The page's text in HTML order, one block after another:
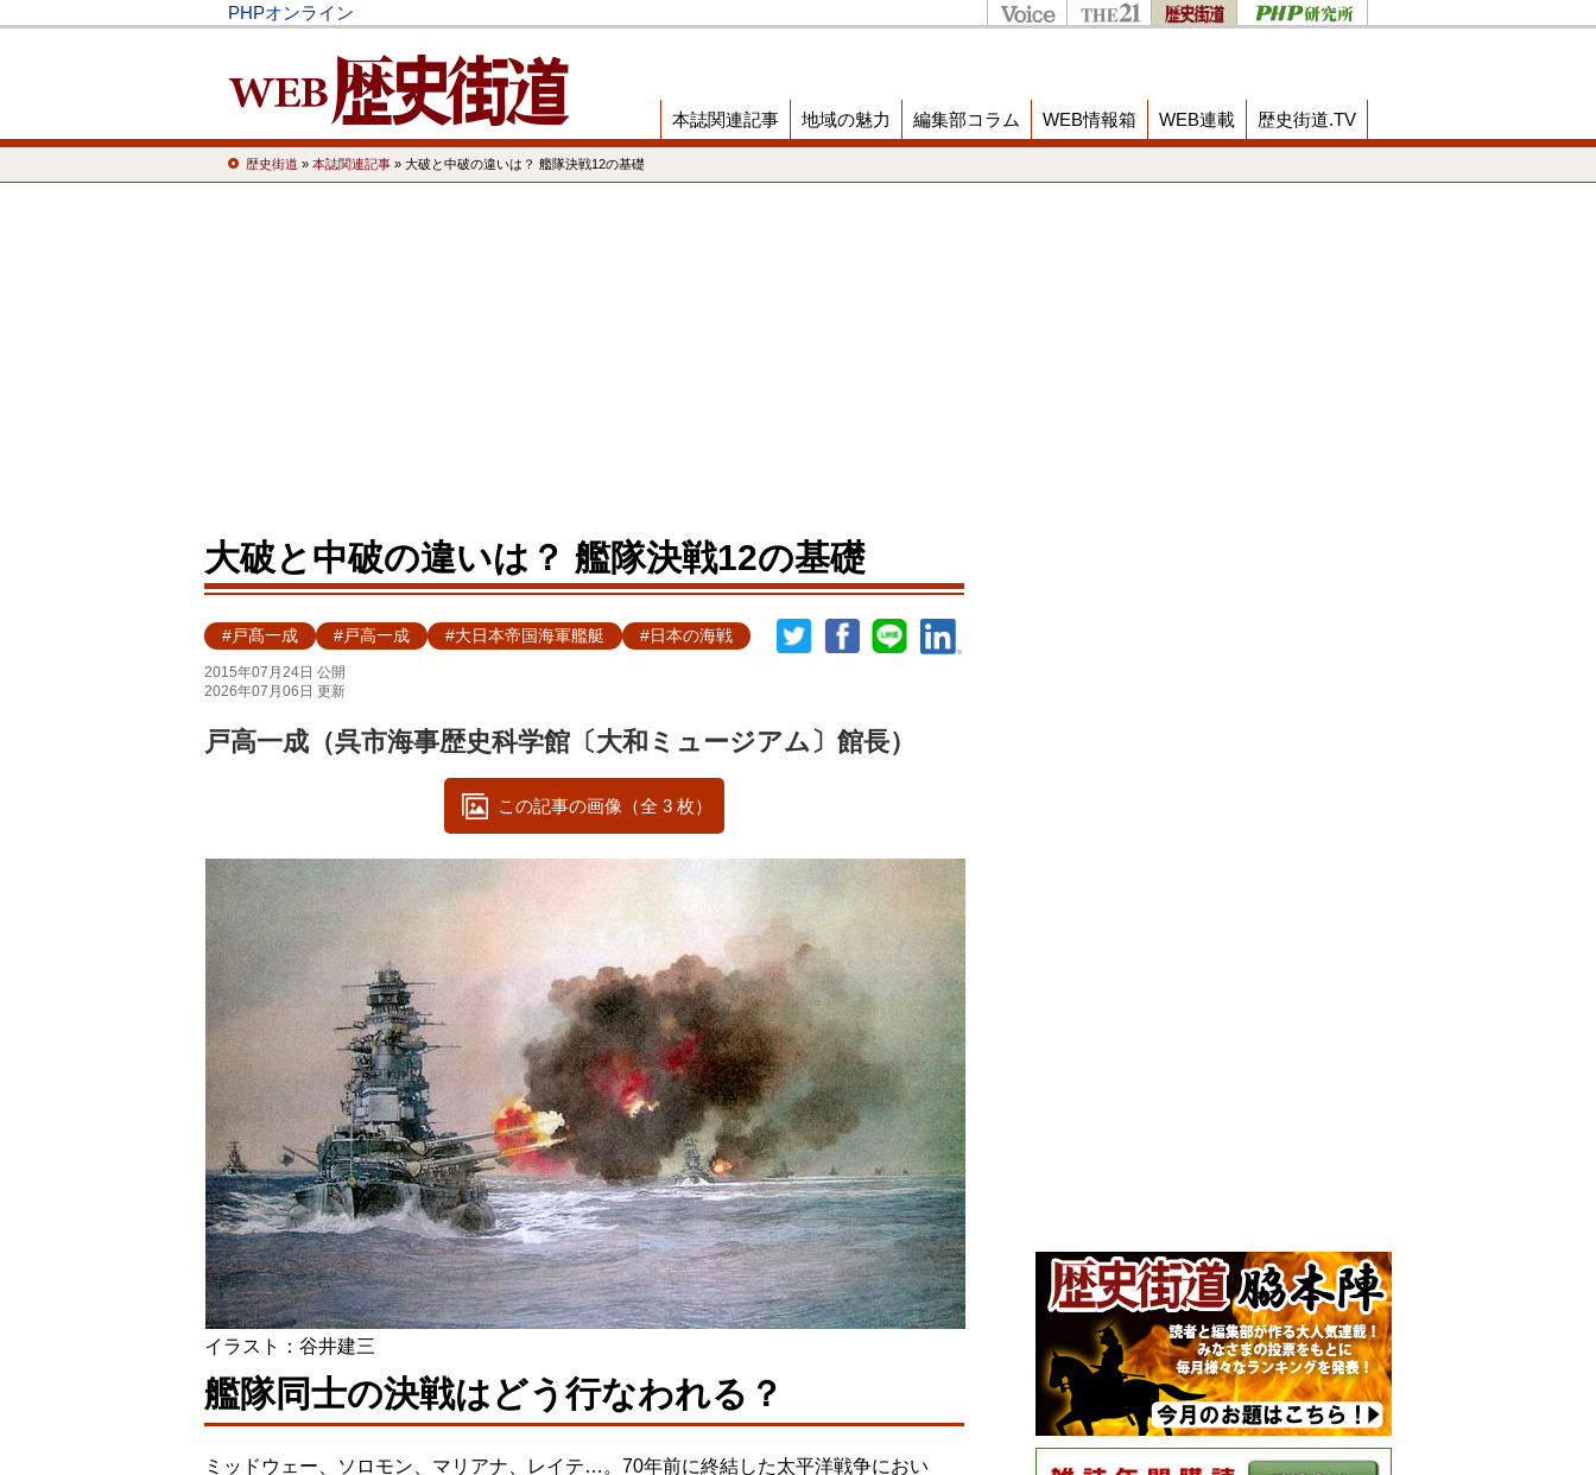
PHPオンライン
本誌関連記事 地域の魅力 編集部コラム WEB情報箱 WEB連載 歴史街道.TV
歴史街道 » 本誌関連記事 » 大破と中破の違いは？ 艦隊決戦12の基礎
大破と中破の違いは？ 艦隊決戦12の基礎
#戸髙一成 #戸高一成 #大日本帝国海軍艦艇 #日本の海戦
2015年07月24日 公開
2026年07月06日 更新
戸高一成（呉市海事歴史科学館〔大和ミュージアム〕館長）
この記事の画像（全 3 枚）
イラスト：谷井建三
艦隊同士の決戦はどう行なわれる？
ミッドウェー、ソロモン、マリアナ、レイテ…。70年前に終結した太平洋戦争におい